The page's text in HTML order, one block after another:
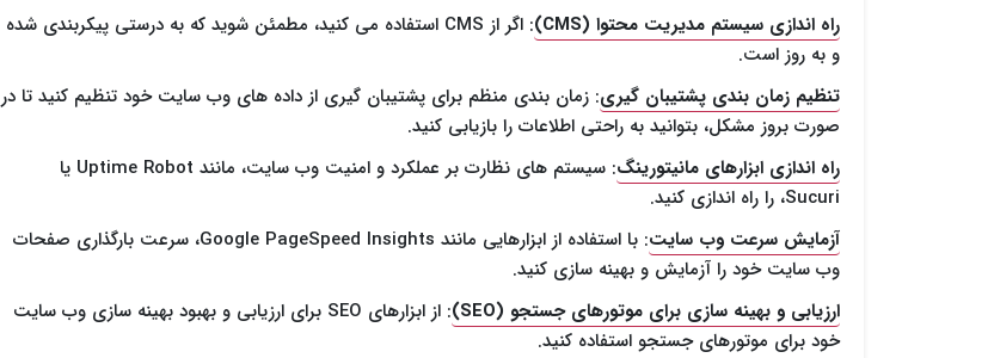
راه اندازی سیستم مدیریت محتوا (CMS)
: اگر از CMS استفاده می کنید، مطمئن شوید که به درستی پیکربندی شده
و به روز است.
تنظیم زمان بندی پشتیبان گیری: زمان بندی منظم برای پشتیبان گیری از داده های وب سایت خود تنظیم کنید تا در
صورت بروز مشکل، بتوانید به راحتی اطلاعات را بازیابی کنید.
راه اندازی ابزارهای مانیتورینگ
: سیستم های نظارت بر عملکرد و امنیت وب سایت، مانند Uptime Robot یا
Sucuri، را راه اندازی کنید.
آزمایش سرعت وب سایت
: با استفاده از ابزارهایی مانند Google PageSpeed Insights، سرعت بارگذاری صفحات
وب سایت خود را آزمایش و بهینه سازی کنید.
ارزیابی و بهینه سازی برای موتورهای جستجو (SEO)
: از ابزارهای SEO برای ارزیابی و بهبود بهینه سازی وب سایت
خود برای موتورهای جستجو استفاده کنید.